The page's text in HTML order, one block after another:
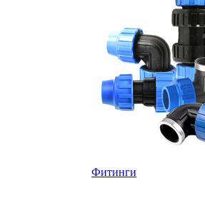
Фитинги